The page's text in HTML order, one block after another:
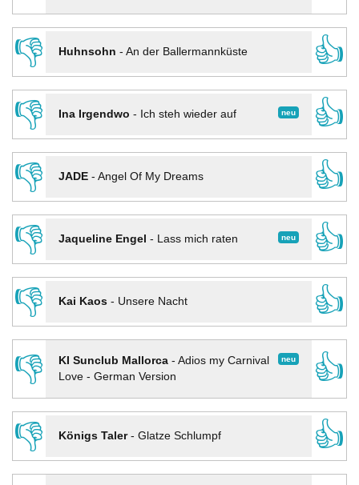
👎
Huhnsohn - An der Ballermannküste
👍
👎
neu
Ina Irgendwo - Ich steh wieder auf
👍
👎
JADE- Angel Of My Dreams
👍
👎
neu
Jaqueline Engel - Lass mich raten
👍
👎
Kai Kaos- Unsere Nacht
👍
👎
neu
KI Sunclub Mallorca- Adios my Carnival
Love - German Version
👍
👎
Königs Taler- Glatze Schlumpf
👍